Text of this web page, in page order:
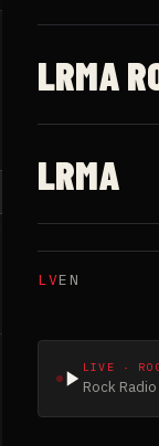
LRMA
LRMA
LVEN
LIVE ·
Rock